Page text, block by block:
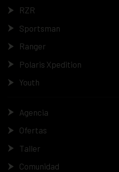
RZR
Sportsman
Ranger
Polaris Xpedition
Youth
Agencia
Ofertas
Taller
Comunidad